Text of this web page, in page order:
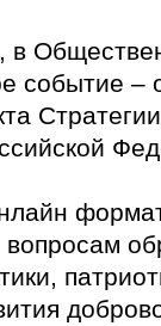
в
событие –